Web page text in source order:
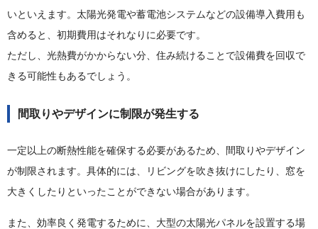
いといえます。太陽光発電や蓄電池システムなどの設備導入費用も
含めると、初期費用はそれなりに必要です。
ただし、光熱費がかからない分、住み続けることで設備費を回収で
きる可能性もあるでしょう。
間取りやデザインに制限が発生する
一定以上の断熱性能を確保する必要があるため、間取りやデザイン
が制限されます。具体的には、リビングを吹き抜けにしたり、窓を
大きくしたりといったことができない場合があります。
また、効率良く発電するために、大型の太陽光パネルを設置する場